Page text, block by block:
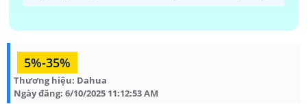
5%-35%
Thương hiệu: Dahua
Ngày đăng: 6/10/2025 11:12:53 AM